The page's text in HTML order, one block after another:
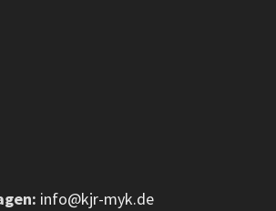
info@kjr-myk.de